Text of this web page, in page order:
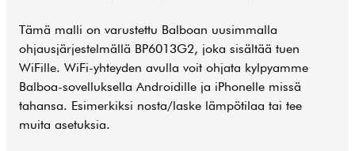
Tämä malli on varustettu Balboan uusimmalla
ohjausjärjestelmällä BP6013G2, joka sisältää tuen
WiFille. WiFi-yhteyden avulla voit ohjata kylpyamme
Balboa-sovelluksella Androidille ja iPhonelle missä
tahansa. Esimerkiksi nosta/laske lämpötilaa tai tee
muita asetuksia.